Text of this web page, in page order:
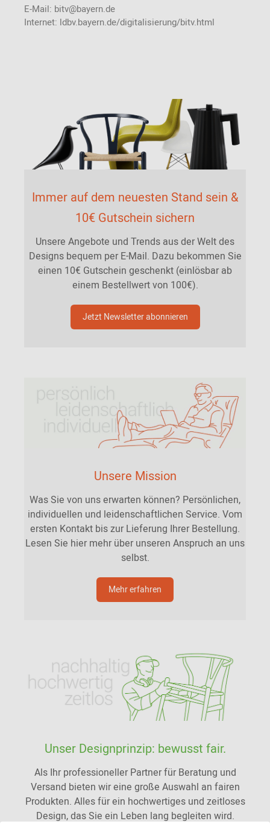
E-Mail: bitv@bayern.de
Internet: ldbv.bayern.de/digitalisierung/bitv.html
Immer auf dem neuesten Stand sein &
10€ Gutschein sichern
Unsere Angebote und Trends aus der Welt des
Designs bequem per E-Mail. Dazu bekommen Sie
einen 10€ Gutschein geschenkt (einlösbar ab
einem Bestellwert von 100€).
Jetzt Newsletter abonnieren
Unsere Mission
Was Sie von uns erwarten können? Persönlichen,
individuellen und leidenschaftlichen Service. Vom
ersten Kontakt bis zur Lieferung Ihrer Bestellung.
Lesen Sie hier mehr über unseren Anspruch an uns
selbst.
Mehr erfahren
Unser Designprinzip: bewusst fair.
Als Ihr professioneller Partner für Beratung und
Versand bieten wir eine große Auswahl an fairen
Produkten. Alles für ein hochwertiges und zeitloses
Design, das Sie ein Leben lang begleiten wird.